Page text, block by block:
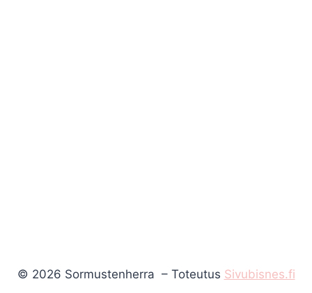
© 2026 Sormustenherra – Toteutus Sivubisnes.fi